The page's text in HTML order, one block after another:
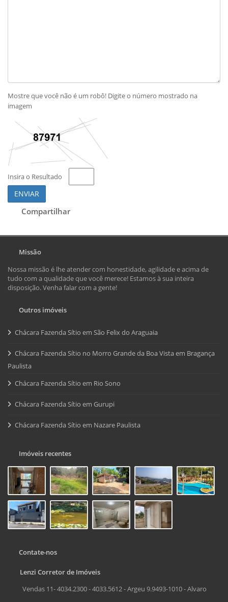
Mostre que você não é um robô! Digite o número mostrado na
imagem
Insira o Resultado
ENVIAR
Compartilhar
Missão
Nossa missão é lhe atender com honestidade, agilidade e acima de
tudo com a qualidade que você merece! Estamos à sua inteira
disposição. Venha falar com a gente!
Outros imóveis
Chácara Fazenda Sítio em São Felix do Araguaia
Chácara Fazenda Sítio no Morro Grande da Boa Vista em Bragança
Paulista
Chácara Fazenda Sítio em Rio Sono
Chácara Fazenda Sítio em Gurupi
Chácara Fazenda Sítio em Nazare Paulista
Imóveis recentes
Contate-nos
Lenzi Corretor de Imóveis
Vendas 11- 4034.2300 - 4033.5612 - Argeu 9.9493-1010 - Alvaro